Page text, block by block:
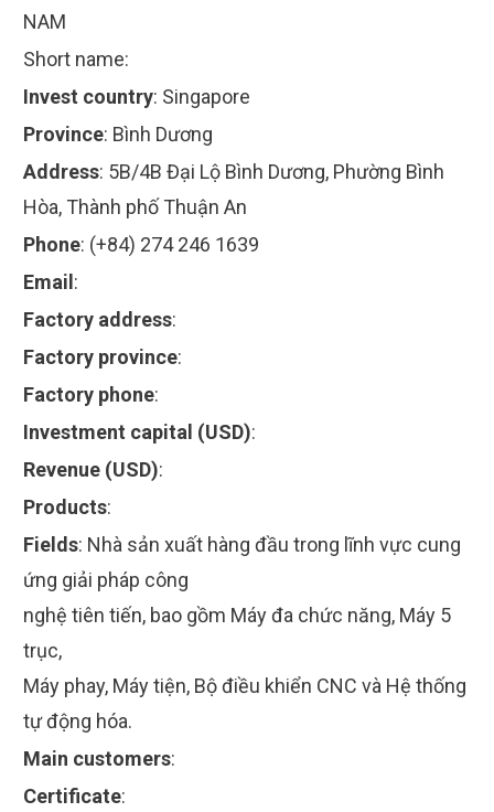
NAM
Short name:
Invest country: Singapore
Province: Bình Dương
Address: 5B/4B Đại Lộ Bình Dương, Phường Bình
Hòa, Thành phố Thuận An
Phone: (+84) 274 246 1639
Email :
Factory address:
Factory province:
Factory phone:
Investment capital (USD):
Revenue (USD):
Products:
Fields: Nhà sản xuất hàng đầu trong lĩnh vực cung
ứng giải pháp công
nghệ tiên tiến, bao gồm Máy đa chức năng, Máy 5
trục,
Máy phay, Máy tiện, Bộ điều khiển CNC và Hệ thống
tự động hóa.
Main customers:
Certificate: